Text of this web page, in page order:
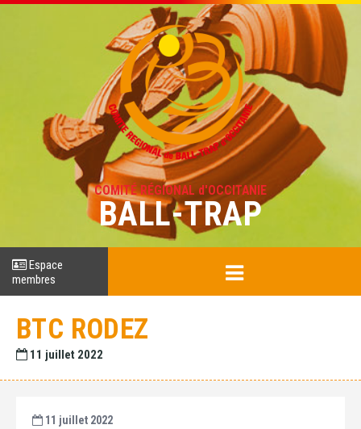
COMITÉ RÉGIONAL d'OCCITANIE
BALL-TRAP
Espace
membres
BTC RODEZ
11 juillet 2022
11 juillet 2022